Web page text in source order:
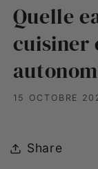
Quelle
cuisiner
15 OCTOBRE
Share